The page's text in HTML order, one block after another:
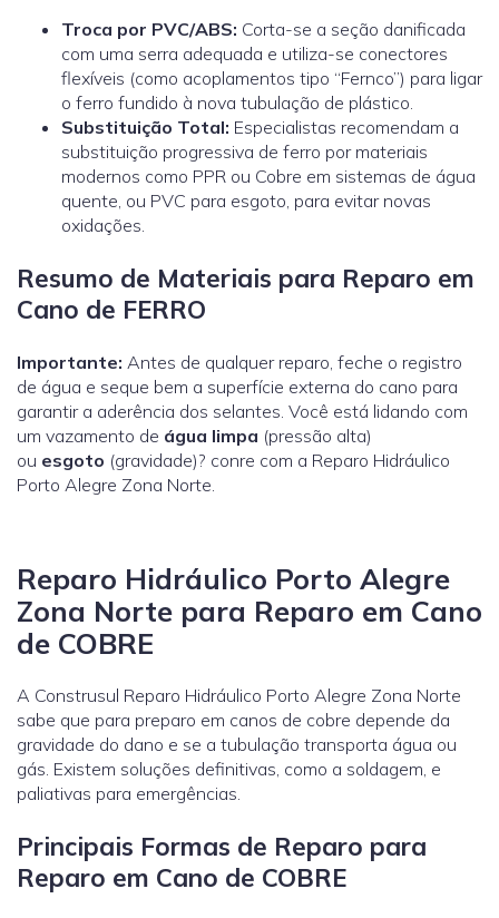
Troca por PVC/ABS: Corta-se a seção danificada
com uma serra adequada e utiliza-se conectores
flexíveis (como acoplamentos tipo “Fernco”) para ligar
o ferro fundido à nova tubulação de plástico.
Substituição Total: Especialistas recomendam a
substituição progressiva de ferro por materiais
modernos como PPR ou Cobre em sistemas de água
quente, ou PVC para esgoto, para evitar novas
oxidações.
Resumo de Materiais para Reparo em
Cano de FERRO
Importante: Antes de qualquer reparo, feche o registro
de água e seque bem a superfície externa do cano para
garantir a aderência dos selantes. Você está lidando com
um vazamento de água limpa (pressão alta)
ou esgoto (gravidade)? conre com a Reparo Hidráulico
Porto Alegre Zona Norte.
Reparo Hidráulico Porto Alegre
Zona Norte para Reparo em Cano
de COBRE
A Construsul Reparo Hidráulico Porto Alegre Zona Norte
sabe que para preparo em canos de cobre depende da
gravidade do dano e se a tubulação transporta água ou
gás. Existem soluções definitivas, como a soldagem, e
paliativas para emergências.
Principais Formas de Reparo para
Reparo em Cano de COBRE